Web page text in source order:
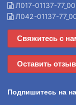
Л017-01137-
Л042-01137-
Свяжитесь с
Оставить отзыв
Подпишитесь на